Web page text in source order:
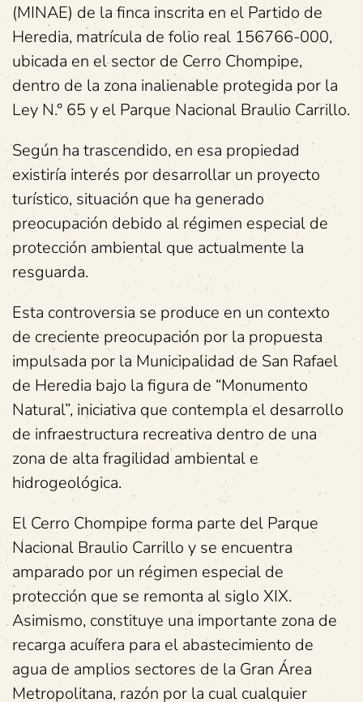
(MINAE) de la finca inscrita en el Partido de
Heredia, matrícula de folio real 156766-000,
ubicada en el sector de Cerro Chompipe,
dentro de la zona inalienable protegida por la
Ley N.° 65 y el Parque Nacional Braulio Carrillo.
Según ha trascendido, en esa propiedad
existiría interés por desarrollar un proyecto
turístico, situación que ha generado
preocupación debido al régimen especial de
protección ambiental que actualmente la
resguarda.
Esta controversia se produce en un contexto
de creciente preocupación por la propuesta
impulsada por la Municipalidad de San Rafael
de Heredia bajo la figura de “Monumento
Natural”, iniciativa que contempla el desarrollo
de infraestructura recreativa dentro de una
zona de alta fragilidad ambiental e
hidrogeológica.
El Cerro Chompipe forma parte del Parque
Nacional Braulio Carrillo y se encuentra
amparado por un régimen especial de
protección que se remonta al siglo XIX.
Asimismo, constituye una importante zona de
recarga acuífera para el abastecimiento de
agua de amplios sectores de la Gran Área
Metropolitana, razón por la cual cualquier